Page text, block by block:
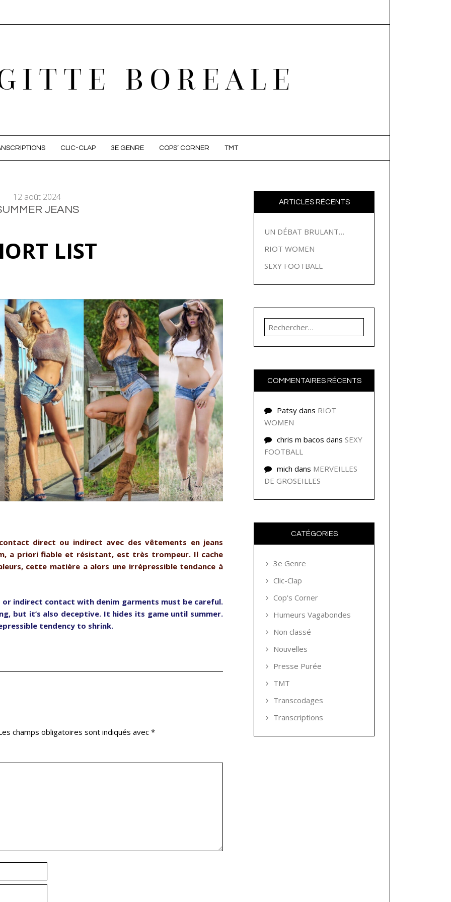
BOREALE
CLIC-CLAP 3E GENRE COPS’ CORNER TMT
12 août 2024
JEANS
LIST
direct ou indirect avec des vêtements en jeans
a priori fiable et résistant, est très trompeur. Il cache
cette matière a alors une irrépressible tendance à
indirect contact with denim garments must be careful.
but it’s also deceptive. It hides its game until summer.
tendency to shrink.
champs obligatoires sont indiqués avec *
ARTICLES RÉCENTS
UN DÉBAT BRULANT…
RIOT WOMEN
SEXY FOOTBALL
Rechercher :
COMMENTAIRES RÉCENTS
Patsy dans RIOT
WOMEN
chris m bacos dans SEXY
FOOTBALL
mich dans MERVEILLES
DE GROSEILLES
CATÉGORIES
3e Genre
Clic-Clap
Cop's Corner
Humeurs Vagabondes
Non classé
Nouvelles
Presse Purée
TMT
Transcodages
Transcriptions